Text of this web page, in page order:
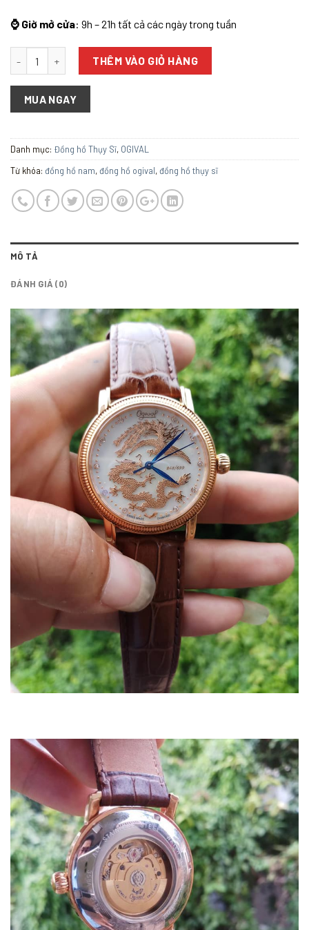
⌚ Giờ mở cửa: 9h – 21h tất cả các ngày trong tuần
THÊM VÀO GIỎ HÀNG
MUA NGAY
Danh mục: Đồng hồ Thụy Sĩ, OGIVAL
Từ khóa: đồng hồ nam,đồng hồ ogival,đồng hồ thụy sĩ
MÔ TẢ
ĐÁNH GIÁ (0)